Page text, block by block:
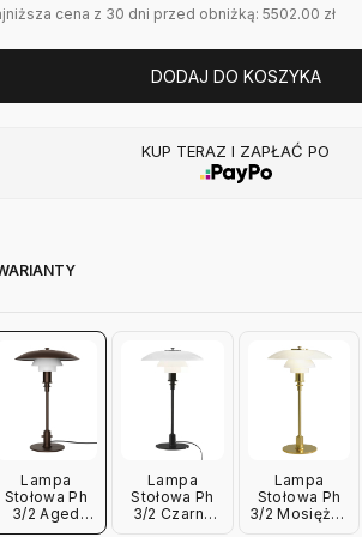
cena z 30 dni przed obniżką: 5502.00 zł
DODAJ DO KOSZYKA
KUP TERAZ I ZAPŁAĆ PO
Lampa
Stołowa Ph
3/2 Aged
Brass-Szkło
Lampa
Stołowa Ph
3/2 Czarna
Lampa
Stołowa Ph
3/2 Mosiężna